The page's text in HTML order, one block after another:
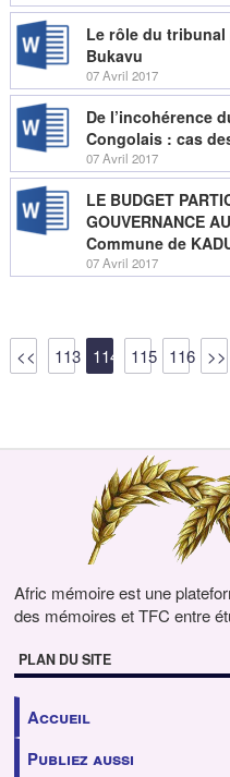
Le rôle du
Bukavu
07 Avril 2017
De l’incohérence
Congolais : cas
07 Avril 2017
LE BUDGET
GOUVERNANCE
Commune de
07 Avril 2017
<< 113 114 115 116 >>
Afric mémoire est une
des mémoires et TFC entre
PLAN DU SITE
Accueil
Publiez aussi